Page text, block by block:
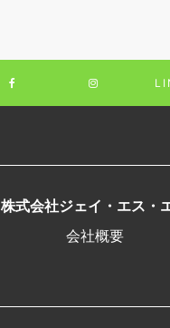
株式会社ジェイ・エス・
会社概要